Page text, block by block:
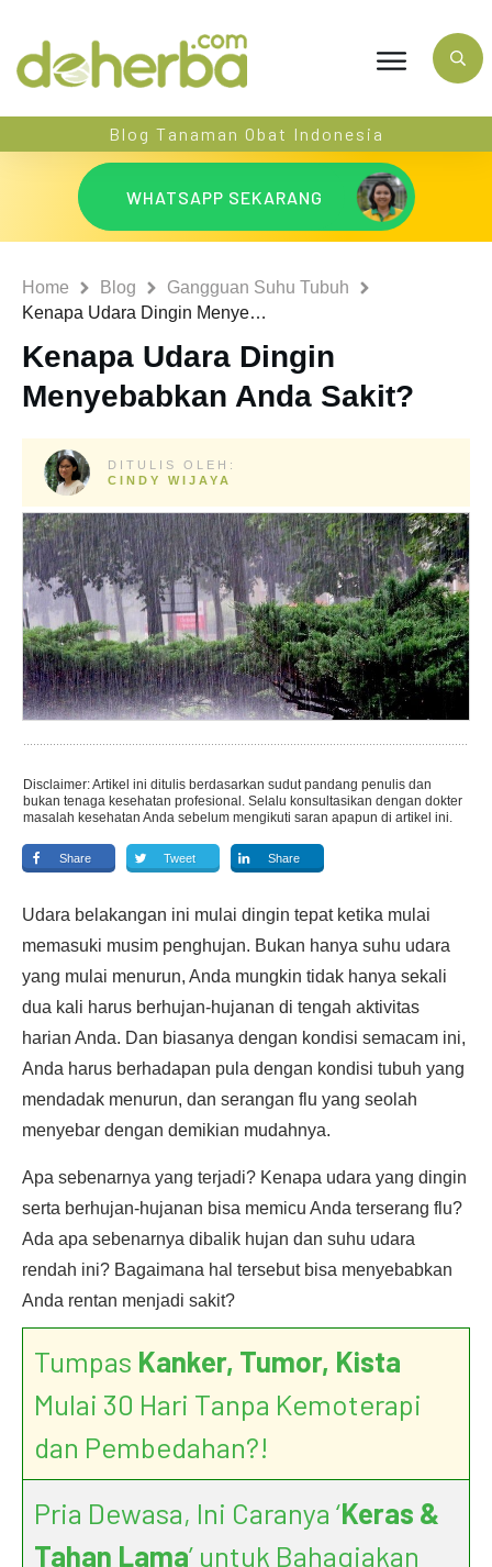
Blog Tanaman Obat Indonesia
WHATSAPP SEKARANG
Home Blog
Gangguan Suhu Tubuh
Kenapa Udara Dingin Menyebabkan Anda Sakit?
Kenapa Udara Dingin
Menyebabkan Anda Sakit?
DITULIS OLEH:
CINDY WIJAYA
Disclaimer: Artikel ini ditulis berdasarkan sudut pandang penulis dan
bukan tenaga kesehatan profesional. Selalu konsultasikan dengan dokter
masalah kesehatan Anda sebelum mengikuti saran apapun di artikel ini.
Share Tweet Share
Udara belakangan ini mulai dingin tepat ketika mulai
memasuki musim penghujan. Bukan hanya suhu udara
yang mulai menurun, Anda mungkin tidak hanya sekali
dua kali harus berhujan-hujanan di tengah aktivitas
harian Anda. Dan biasanya dengan kondisi semacam ini,
Anda harus berhadapan pula dengan kondisi tubuh yang
mendadak menurun, dan serangan flu yang seolah
menyebar dengan demikian mudahnya.
Apa sebenarnya yang terjadi? Kenapa udara yang dingin
serta berhujan-hujanan bisa memicu Anda terserang flu?
Ada apa sebenarnya dibalik hujan dan suhu udara
rendah ini? Bagaimana hal tersebut bisa menyebabkan
Anda rentan menjadi sakit?
Tumpas Kanker, Tumor, Kista
Mulai 30 Hari Tanpa Kemoterapi
dan Pembedahan?!
Pria Dewasa, Ini Caranya ‘Keras &
Tahan Lama’ untuk Bahagiakan